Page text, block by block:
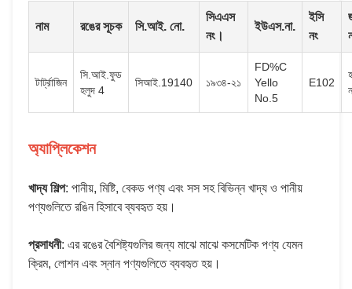
নাম রঙের সূচক সি.আই. নো.
সিএএস
নং।
ইউএস.না.
ইসি
নং
টার্ট্রাজিন
সি.আই.ফুড
হলুদ 4
সিআই.19140 ১৯৩৪-২১
FD%C
Yello
No.5
E102
অ্যাপ্লিকেশন
খাদ্য শিল্প: পানীয়, মিষ্টি, বেকড পণ্য এবং সস সহ বিভিন্ন খাদ্য ও পানীয়
পণ্যগুলিতে রঙিন হিসাবে ব্যবহৃত হয়।
প্রসাধনী: এর রঙের বৈশিষ্ট্যগুলির জন্য মাঝে মাঝে কসমেটিক পণ্য যেমন
ক্রিম, লোশন এবং স্নান পণ্যগুলিতে ব্যবহৃত হয়।